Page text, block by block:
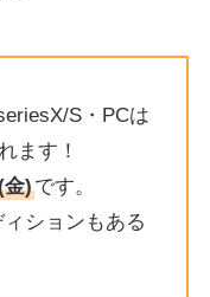
S・PCは
ます！
金)です。
ィションもある